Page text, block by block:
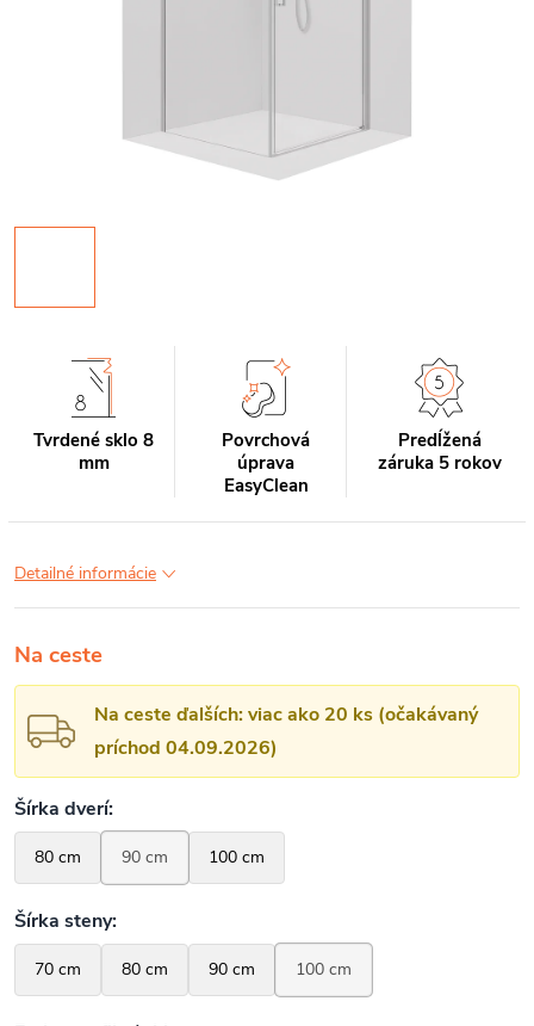
Tvrdené sklo 8
mm
Povrchová
úprava
EasyClean
Predĺžená
záruka 5 rokov
Detailné informácie
Na ceste
Na ceste ďalších: viac ako 20 ks (očakávaný
príchod 04.09.2026)